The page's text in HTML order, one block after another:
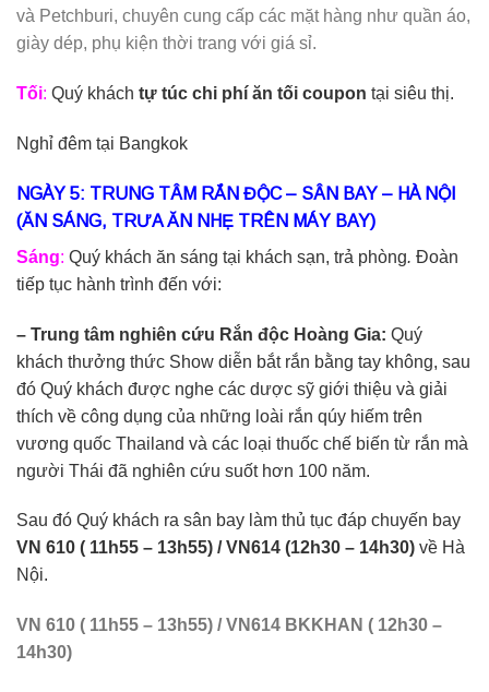
và Petchburi, chuyên cung cấp các mặt hàng như quần áo,
giày dép, phụ kiện thời trang với giá sỉ.
Tối: Quý khách tự túc chi phí ăn tối coupon tại siêu thị.
Nghỉ đêm tại Bangkok
NGÀY 5: TRUNG TÂM RẮN ĐỘC – SÂN BAY – HÀ NỘI
(ĂN SÁNG, TRƯA ĂN NHẸ TRÊN MÁY BAY)
Sáng: Quý khách ăn sáng tại khách sạn, trả phòng. Đoàn
tiếp tục hành trình đến với:
– Trung tâm nghiên cứu Rắn độc Hoàng Gia: Quý
khách thưởng thức Show diễn bắt rắn bằng tay không, sau
đó Quý khách được nghe các dược sỹ giới thiệu và giải
thích về công dụng của những loài rắn qúy hiếm trên
vương quốc Thailand và các loại thuốc chế biến từ rắn mà
người Thái đã nghiên cứu suốt hơn 100 năm.
Sau đó Quý khách ra sân bay làm thủ tục đáp chuyến bay
VN 610 ( 11h55 – 13h55) / VN614 (12h30 – 14h30) về Hà
Nội.
VN 610 ( 11h55 – 13h55) / VN614 BKK HAN ( 12h30 –
14h30)